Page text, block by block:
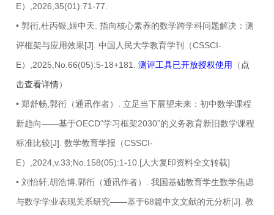
E）,2026,35(01):71-77.
• 郭衎,杜丙银,姬中天. 指向核心素养的数学跨学科问题解决：测
评框架与应用效果[J]. 中国人民大学教育学刊（CSSCI-
E）,2025,No.66(05):5-18+181.测评工具已开放授权使用 （ 点
击查看详情）
• 郑舒畅,郭衎（通讯作者）. 立足当下展望未来：初中数学课程
新趋向——基于OECD“学习框架2030”的义务教育新旧数学课程
标准比较[J]. 数学教育学报（CSSCI-
E）,2024,v.33;No.158(05):1-10.[人大复印资料全文转载]
• 刘怡轩,胡浩博,郭衎（通讯作者）. 我国基础教育学生数学焦虑
与数学学业表现关系研究——基于68篇中文文献的元分析[J]. 教